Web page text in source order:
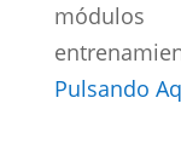
Pulsando